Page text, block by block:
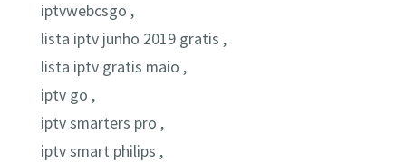
iptvwebcsgo ,
lista iptv junho 2019 gratis ,
lista iptv gratis maio ,
iptv go ,
iptv smarters pro ,
iptv smart philips ,